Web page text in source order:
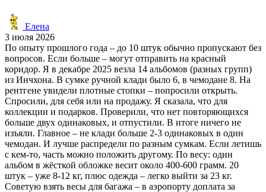
Елена
3 июля 2026
По опыту прошлого года – до 10 штук обычно пропускают без
вопросов. Если больше – могут отправить на красный
коридор. Я в декабре 2025 везла 14 альбомов (разных групп)
из Инчхона. В сумке ручной клади было 6, в чемодане 8. На
рентгене увидели плотные стопки – попросили открыть.
Спросили, для себя или на продажу. Я сказала, что для
коллекции и подарков. Проверили, что нет повторяющихся
больше двух одинаковых, и отпустили. В итоге ничего не
изъяли. Главное – не клади больше 2-3 одинаковых в один
чемодан. И лучше распредели по разным сумкам. Если летишь
с кем-то, часть можно положить другому. По весу: один
альбом в жёсткой обложке весит около 400-600 грамм. 20
штук – уже 8-12 кг, плюс одежда – легко выйти за 23 кг.
Советую взять весы для багажа – в аэропорту доплата за